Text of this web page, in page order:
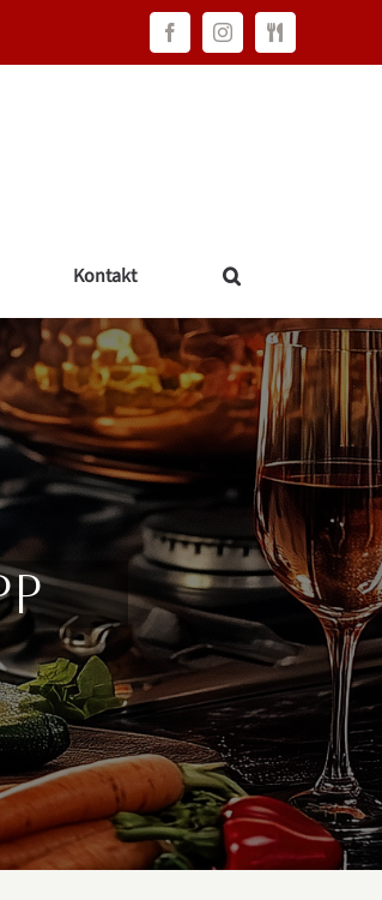
FacebookInstagramFAWC
Consulting
Kontakt